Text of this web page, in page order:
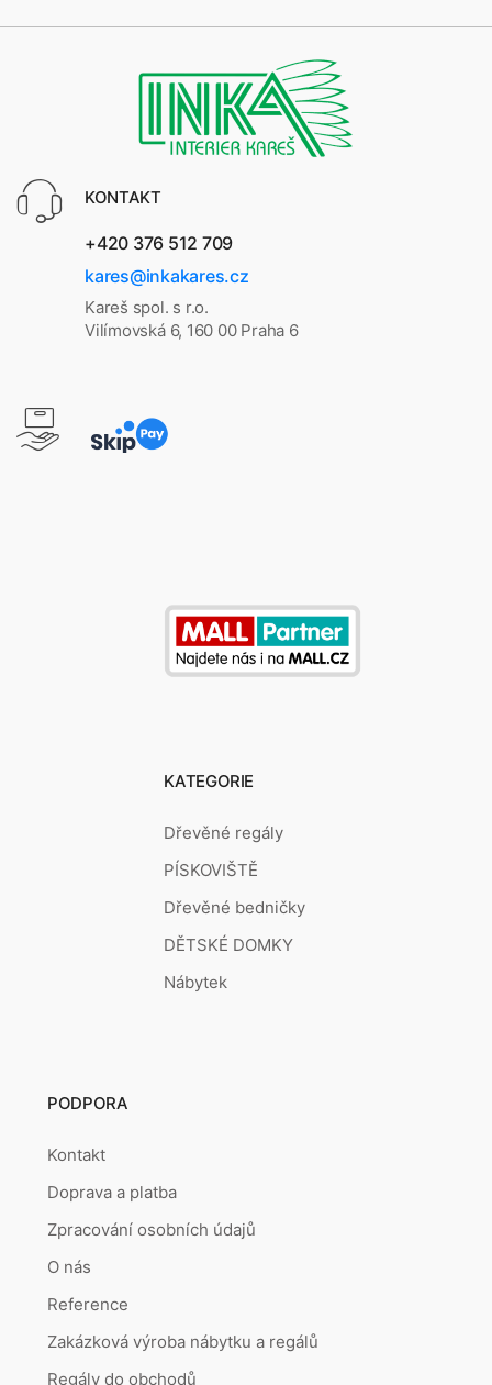
KONTAKT
+420 376 512 709
kares@inkakares.cz
Kareš spol. s r.o.
Vilímovská 6, 160 00 Praha 6
KATEGORIE
Dřevěné regály
PÍSKOVIŠTĚ
Dřevěné bedničky
DĚTSKÉ DOMKY
Nábytek
PODPORA
Kontakt
Doprava a platba
Zpracování osobních údajů
O nás
Reference
Zakázková výroba nábytku a regálů
Regály do obchodů